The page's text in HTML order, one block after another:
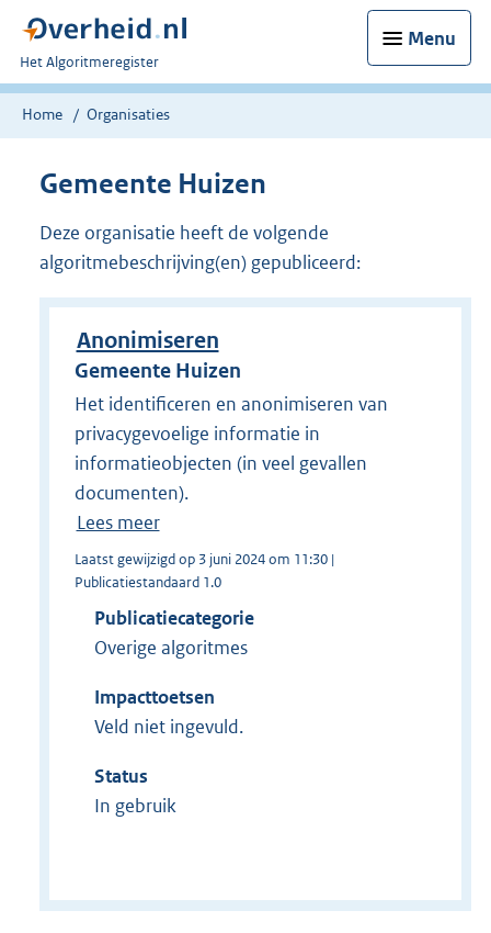
Menu
U
bent
nu
Het Algoritmeregister
Home Organisaties
Gemeente Huizen
Deze organisatie heeft de volgende
algoritmebeschrijving(en) gepubliceerd:
Anonimiseren
Gemeente Huizen
Het identificeren en anonimiseren van
privacygevoelige informatie in
informatieobjecten (in veel gevallen
documenten).
Lees meer
Laatst gewijzigd op 3 juni 2024 om 11:30 |
Publicatiestandaard 1.0
Publicatiecategorie
Overige algoritmes
Impacttoetsen
Veld niet ingevuld.
Status
In gebruik